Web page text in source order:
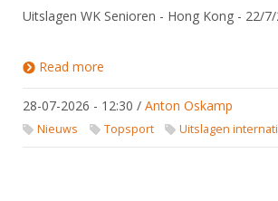
Maandelijks archief
Evenement
Website
Reglementen
Sponsors en Partners
Organisatie
Lichtzwaardschermen
Wedstrijdsport
Ranglijsten
Nieuws
Oranje
DBT
Voor de jeugd
Ouders en vereniging
Brassardsysteem
Forums
Forums
Schermforum
Nieuws
Zoek Vereniging
Contact
NK organiseren
Uitslagen WK Senioren - Hong Kong - 22/
Read more
28-07-2026 - 12:30 / Anton Oskamp
Nieuws Topsport Uitslagen